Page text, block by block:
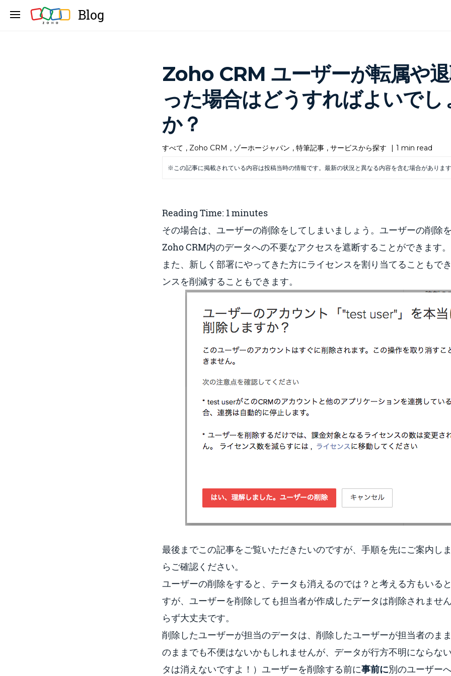
Blog
Zoho CRM ユーザーが転属や
った場合はどうすればよいでし
か？
すべて , Zoho CRM , ゾーホージャパン , 特筆記事 , サービスから探す | 1 min read
※この記事に掲載されている内容は投稿当時の情報です。最新の状況と異なる内容を含む場合がありま
Reading Time: 1minutes
その場合は、ユーザーの削除をしてしまいましょう。ユーザーの削除
Zoho CRM内のデータへの不要なアクセスを遮断することができます。
また、新しく部署にやってきた方にライセンスを割り当てることもで
ンスを削減することもできます。
最後までこの記事をご覧いただきたいのですが、手順を先にご案内し
らご確認ください。
ユーザーの削除をすると、テータも消えるのでは？と考える方もいる
すが、ユーザーを削除しても担当者が作成したデータは削除されませ
らず大丈夫です。
削除したユーザーが担当のデータは、削除したユーザーが担当者のま
のままでも不便はないかもしれませんが、データが行方不明にならな
タは消えないですよ！）ユーザーを削除する前に事前に別のユーザー